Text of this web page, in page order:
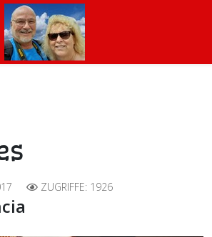
ZUGRIFFE: 1926